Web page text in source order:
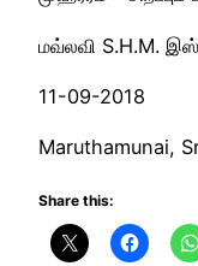
மவ்லவி S.H.M.
11-09-2018
Maruthamunai,
Share this: